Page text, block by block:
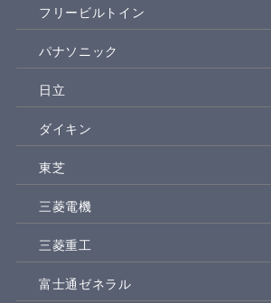
フリービルトイン
パナソニック
日立
ダイキン
東芝
三菱電機
三菱重工
富士通ゼネラル